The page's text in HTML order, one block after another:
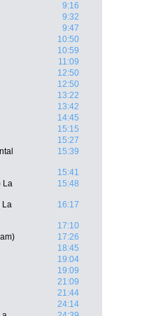
9:16
9:32
9:47
10:50
10:59
11:09
12:50
12:50
13:22
13:42
14:45
15:15
15:27
15:39
15:41
La
15:48
La
16:17
17:10
17:26
18:45
19:04
19:09
21:09
21:44
24:14